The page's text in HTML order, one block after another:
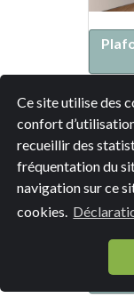
Ce site utilise des
confort
recueillir des
fréquentation du
navigation sur ce
cookies.